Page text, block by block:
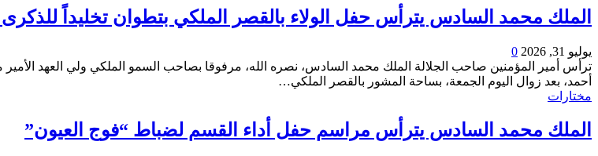
الملك محمد السادس يترأس حفل الولاء بالقصر الملكي بتطوان تخليداً للذكرى الـ27 لعيد
يوليو 31, 2026
0
ترأس أمير المؤمنين صاحب الجلالة الملك محمد السادس، نصره الله، مرفوقا بصاحب السمو الملكي ولي العهد
أحمد، بعد زوال اليوم الجمعة، بساحة المشور بالقصر الملكي…
مختارات
الملك محمد السادس يترأس مراسم حفل أداء القسم لضباط “فوج العيون”